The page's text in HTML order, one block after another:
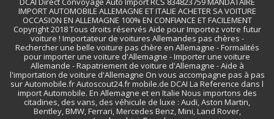
IMPORT AUTOMOBILE ALLEMAGNE ET ITALIE ACHETER SA VOITURE
OCCASION EN ALLEMAGNE 100% EN CONFIANCE ET FACILEMENT
Copyright 2018 Tous droits réservés Aide pour Importez votre futur
voiture ! Importateur de voitures Allemandes pas chères -
Rechercher une belle voiture pas chère en Allemagne - Formalités
pour importer une voiture d'Allemagne - Importer une voiture
Allemande - Rapatriement de voiture d'Allemagne - Aide à
l'importation de voiture d'Allemagne On vous accompagne pas à pas
sur Automobile.fr Autoscout24.fr mobile.de DCAI La Reference dans l
import Automobile. En Allemagne et en Italie Nous importons des
citadines, des vans, des véhicule de luxe : Audi, Aston Martin,
Bentley, BMW, Ferrari, Mercedes Benz, Mini, Land Rover,